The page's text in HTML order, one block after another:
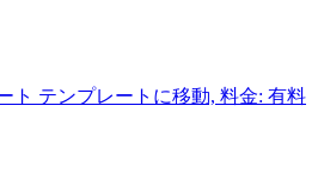
ト テンプレートに移動, 料金: 有料